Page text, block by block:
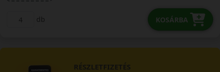
db KOSÁRBA
RÉSZLETFIZETÉS